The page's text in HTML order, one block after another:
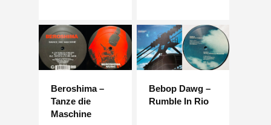
Beroshima –
Tanze die
Maschine
Bebop Dawg –
Rumble In Rio